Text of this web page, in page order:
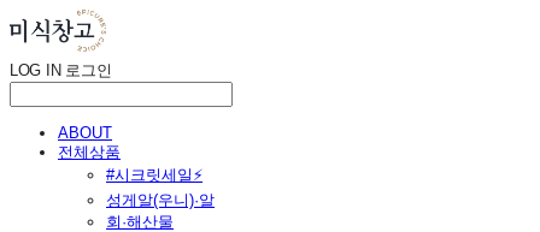
LOG IN 로그인
ABOUT
전체상품
#시크릿세일⚡
성게알(우니)·알
회·해산물